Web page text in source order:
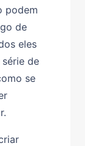
podem
de
eles
de
se